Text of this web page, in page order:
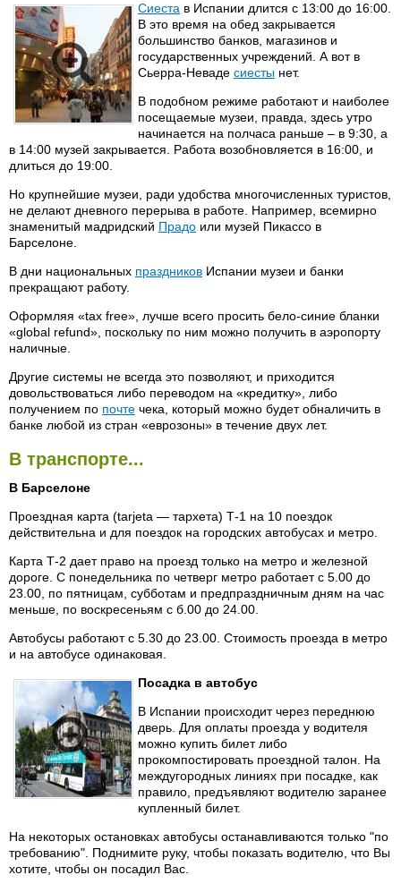
Сиеста в Испании длится с 13:00 до 16:00.
В это время на обед закрывается
большинство банков, магазинов и
государственных учреждений. А вот в
Сьерра-Неваде сиесты нет.
В подобном режиме работают и наиболее
посещаемые музеи, правда, здесь утро
начинается на полчаса раньше – в 9:30, а
в 14:00 музей закрывается. Работа возобновляется в 16:00, и
длиться до 19:00.
Но крупнейшие музеи, ради удобства многочисленных туристов,
не делают дневного перерыва в работе. Например, всемирно
знаменитый мадридский Прадо или музей Пикассо в
Барселоне.
В дни национальных праздников Испании музеи и банки
прекращают работу.
Оформляя «tax free», лучше всего просить бело-синие бланки
«global refund», поскольку по ним можно получить в аэропорту
наличные.
Другие системы не всегда это позволяют, и приходится
довольствоваться либо переводом на «кредитку», либо
получением по почте чека, который можно будет обналичить в
банке любой из стран «еврозоны» в течение двух лет.
В транспорте...
В Барселоне
Проездная карта (tarjeta — тархета) Т-1 на 10 поездок
действительна и для поездок на городских автобусах и метро.
Карта Т-2 дает право на проезд только на метро и железной
дороге. С понедельника по четверг метро работает с 5.00 до
23.00, по пятницам, субботам и предпраздничным дням на час
меньше, по воскресеньям с б.00 до 24.00.
Автобусы работают с 5.30 до 23.00. Стоимость проезда в метро
и на автобусе одинаковая.
Посадка в автобус
В Испании происходит через переднюю
дверь. Для оплаты проезда у водителя
можно купить билет либо
прокомпостировать проездной талон. На
междугородных линиях при посадке, как
правило, предъявляют водителю заранее
купленный билет.
На некоторых остановках автобусы останавливаются только "по
требованию". Поднимите руку, чтобы показать водителю, что Вы
хотите, чтобы он посадил Вас.